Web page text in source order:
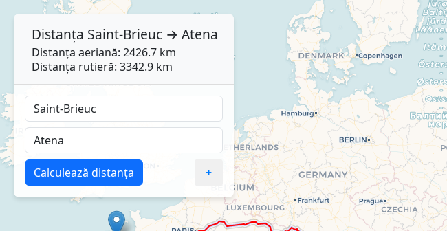
Distanța Saint-Brieuc → Atena
Distanța aeriană: 2426.7 km
Distanța rutieră: 3342.9 km
Calculează distanța +